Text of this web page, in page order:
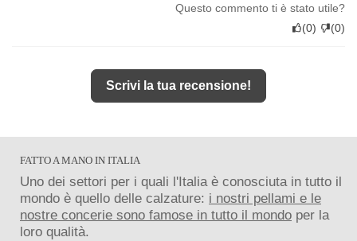
Questo commento ti è stato utile?
(0) (0)
Scrivi la tua recensione!
FATTO A MANO IN ITALIA
Uno dei settori per i quali l'Italia è conosciuta in tutto il
mondo è quello delle calzature: i nostri pellami e le
nostre concerie sono famose in tutto il mondo per la
loro qualità.